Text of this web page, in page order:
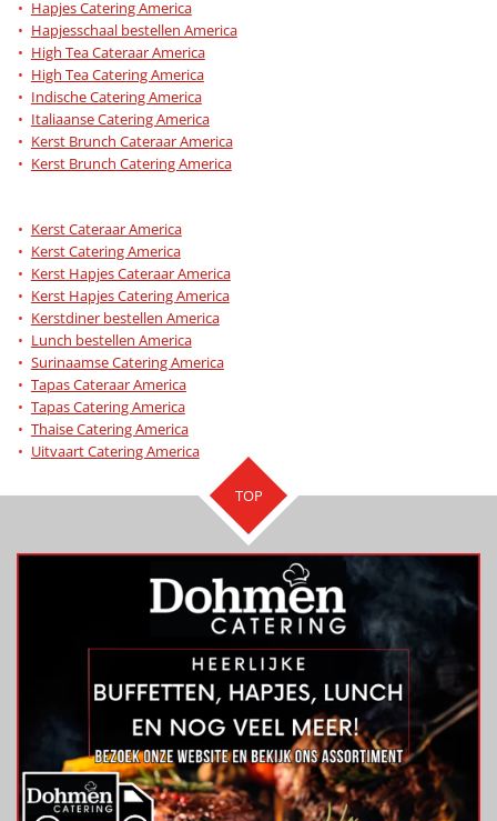
Hapjes Catering America
Hapjesschaal bestellen America
High Tea Cateraar America
High Tea Catering America
Indische Catering America
Italiaanse Catering America
Kerst Brunch Cateraar America
Kerst Brunch Catering America
Kerst Cateraar America
Kerst Catering America
Kerst Hapjes Cateraar America
Kerst Hapjes Catering America
Kerstdiner bestellen America
Lunch bestellen America
Surinaamse Catering America
Tapas Cateraar America
Tapas Catering America
Thaise Catering America
Uitvaart Catering America
TOP